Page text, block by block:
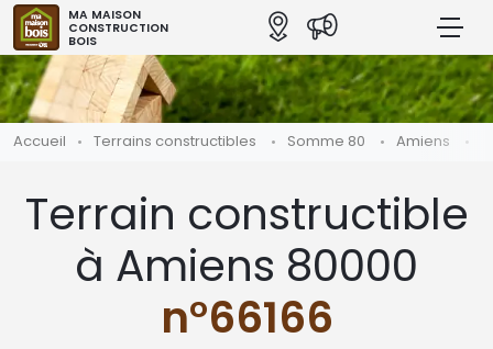
MA MAISON
CONSTRUCTION
BOIS
Accueil Terrains constructibles Somme 80 Amiens
Terrain constructible
à Amiens 80000
n°66166